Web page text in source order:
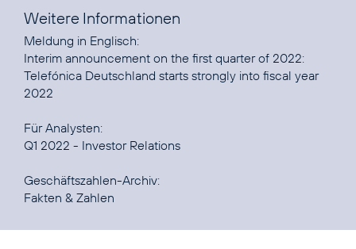
Weitere Informationen
Interim announcement on the first quarter of 2022:
Telefónica Deutschland starts strongly into fiscal year
2022
Q1 2022 - Investor Relations
Fakten & Zahlen